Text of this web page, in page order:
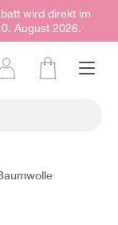
wird direkt im
August 2026.